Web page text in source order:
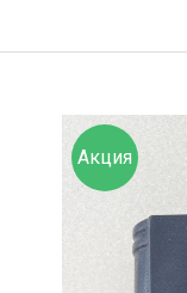
Акция